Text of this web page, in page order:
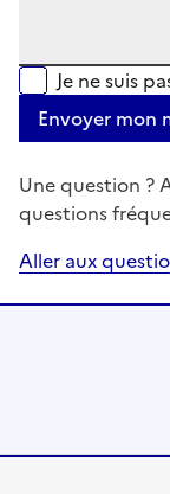
Je ne suis
Envoyer mon
Une question ?
questions
Aller aux